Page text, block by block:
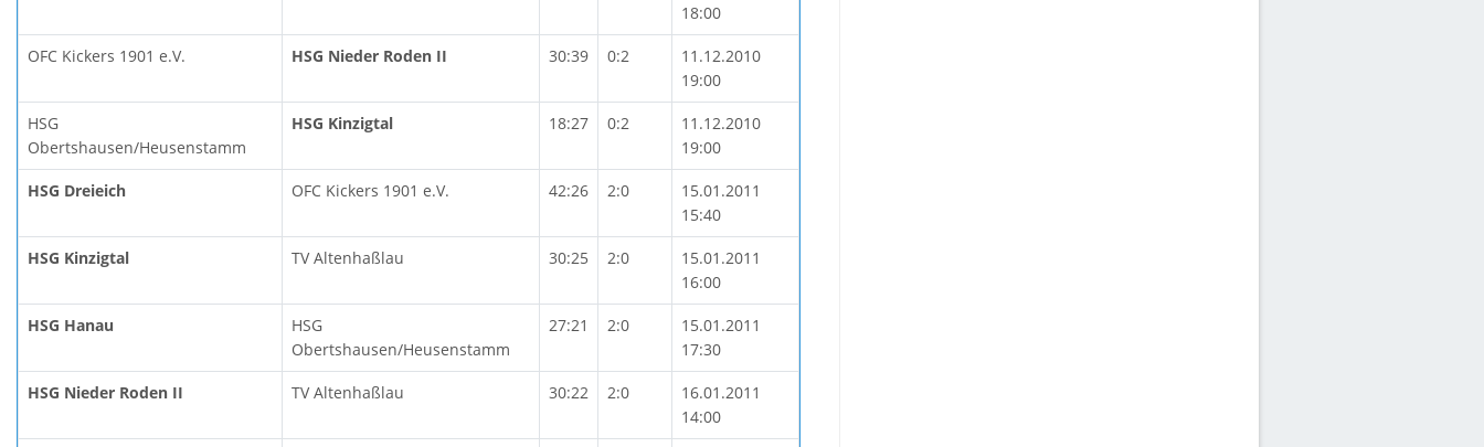
18:00
OFC Kickers 1901 e.V. HSG Nieder Roden II 30:39 0:2
11.12.2010
19:00
HSG
Obertshausen/Heusenstamm
HSG Kinzigtal 18:27 0:2
11.12.2010
19:00
HSG Dreieich OFC Kickers 1901 e.V. 42:26 2:0
15.01.2011
15:40
HSG Kinzigtal TV Altenhaßlau 30:25 2:0
15.01.2011
16:00
HSG Hanau
HSG
Obertshausen/Heusenstamm
27:21 2:0
15.01.2011
17:30
HSG Nieder Roden II TV Altenhaßlau 30:22 2:0
16.01.2011
14:00